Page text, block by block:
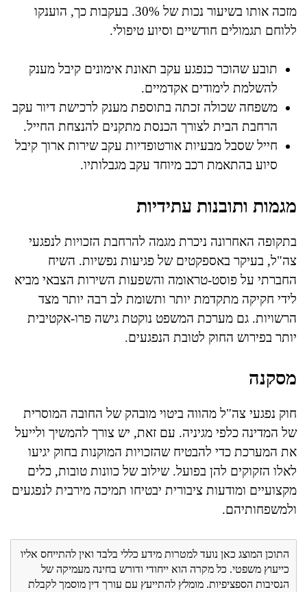
מזכה אותו בשיעור נכות של 30%. בעקבות כך, הוענקו
ללוחם תגמולים חודשיים וסיוע טיפולי.
תובע שהוכר כנפגע עקב תאונת אימונים קיבל מענק
להשלמת לימודים אקדמיים.
משפחה שכולה זכתה בתוספת מענק לרכישת דיור עקב
הרחבת הבית לצורך הכנסת מתקנים להנצחת החייל.
חייל שסבל מבעיות אורטופדיות עקב שירות ארוך קיבל
סיוע בהתאמת רכב מיוחד עקב מגבלותיו.
מגמות ותובנות עתידיות
בתקופה האחרונה ניכרת מגמה להרחבת הזכויות לנפגעי
צה"ל, בעיקר באספקטים של פגיעות נפשיות. השיח
החברתי על פוסט-טראומה והשפעות השירות הצבאי מביא
לידי חקיקה מתקדמת יותר ותשומת לב רבה יותר מצד
הרשויות. גם מערכת המשפט נוקטת גישה פרו-אקטיבית
יותר בפירוש החוק לטובת הנפגעים.
מסקנה
חוק נפגעי צה"ל מהווה ביטוי מובהק של החובה המוסרית
של המדינה כלפי מגיניה. עם זאת, יש צורך להמשיך ולייעל
את המערכת כדי להבטיח שהזכויות המוקנות בחוק יגיעו
לאלו הזקוקים להן בפועל. שילוב של כוונות טובות, כלים
מקצועיים ומודעות ציבורית יבטיחו תמיכה מירבית לנפגעים
ולמשפחותיהם.
התוכן המוצג כאן נועד למטרות מידע כללי בלבד ואין להתייחס אליו
כייעוץ משפטי. כל מקרה הוא ייחודי ודורש בחינה מעמיקה של
הנסיבות הספציפיות. מומלץ להתייעץ עם עורך דין מוסמך לקבלת